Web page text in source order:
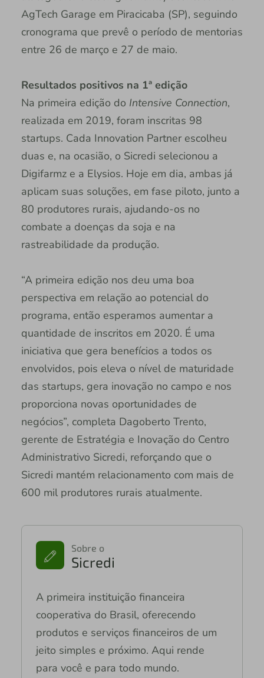
AgTech Garage em Piracicaba (SP), seguindo
cronograma que prevê o período de mentorias
entre 26 de março e 27 de maio.
Resultados positivos na 1ª edição
Na primeira edição do Intensive Connection,
realizada em 2019, foram inscritas 98
startups. Cada Innovation Partner escolheu
duas e, na ocasião, o Sicredi selecionou a
Digifarmz e a Elysios. Hoje em dia, ambas já
aplicam suas soluções, em fase piloto, junto a
80 produtores rurais, ajudando-os no
combate a doenças da soja e na
rastreabilidade da produção.
“A primeira edição nos deu uma boa
perspectiva em relação ao potencial do
programa, então esperamos aumentar a
quantidade de inscritos em 2020. É uma
iniciativa que gera benefícios a todos os
envolvidos, pois eleva o nível de maturidade
das startups, gera inovação no campo e nos
proporciona novas oportunidades de
negócios”, completa Dagoberto Trento,
gerente de Estratégia e Inovação do Centro
Administrativo Sicredi, reforçando que o
Sicredi mantém relacionamento com mais de
600 mil produtores rurais atualmente.
Sobre o
Sicredi
A primeira instituição financeira
cooperativa do Brasil, oferecendo
produtos e serviços financeiros de um
jeito simples e próximo. Aqui rende
para você e para todo mundo.